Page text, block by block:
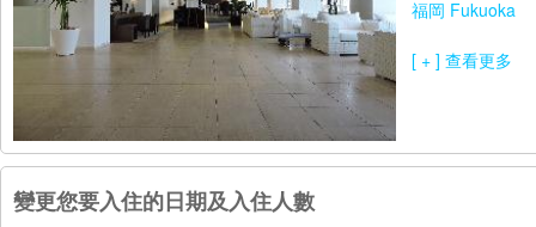
福岡 Fukuoka
[ + ] 查看更多
變更您要入住的日期及入住人數